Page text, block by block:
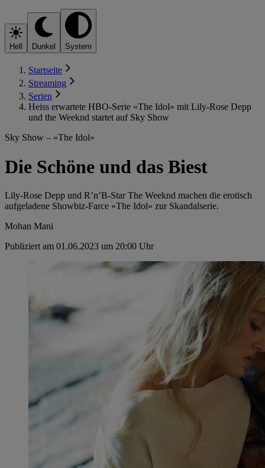
Hell Dunkel System
Startseite
Streaming
Serien
Heiss erwartete HBO-Serie «The Idol» mit Lily-Rose Depp
und the Weeknd startet auf Sky Show
Sky Show – «The Idol»
Die Schöne und das Biest
Lily-Rose Depp und R’n’B-Star The Weeknd machen die erotisch
aufgeladene Showbiz-Farce «The Idol» zur Skandalserie.
Mohan Mani
Publiziert am 01.06.2023 um 20:00 Uhr